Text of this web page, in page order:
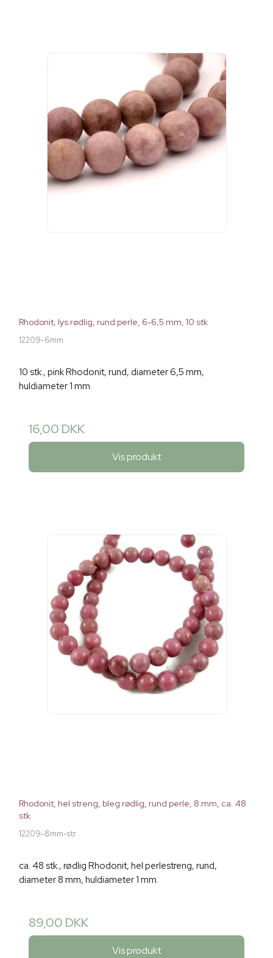
Rhodonit, lys rødlig, rund perle, 6-6,5 mm, 10 stk
12209-6mm
10 stk., pink Rhodonit, rund, diameter 6,5 mm,
huldiameter 1 mm.
16,00 DKK
Vis produkt
Rhodonit, hel streng, bleg rødlig, rund perle, 8 mm, ca. 48
stk
12209-8mm-str
ca. 48 stk., rødlig Rhodonit, hel perlestreng, rund,
diameter 8 mm, huldiameter 1 mm.
89,00 DKK
Vis produkt